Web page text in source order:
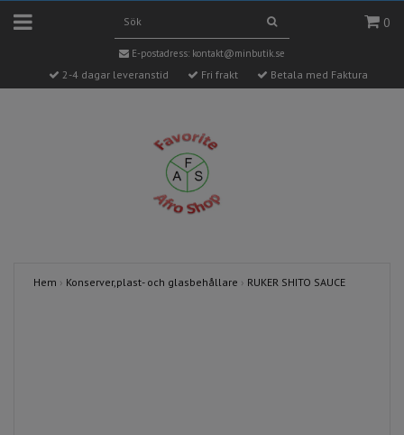
0
E-postadress: kontakt@minbutik.se
2-4 dagar leveranstid Fri frakt Betala med Faktura
Hem › Konserver,plast- och glasbehållare › RUKER SHITO SAUCE